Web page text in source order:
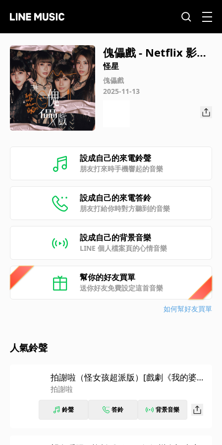
傀儡戲 - Netflix 影集
《黑盒子》主題曲
怪星
傀儡戲
2025-11-13
設成自己的來電鈴聲
朋友打來時手機響起的音樂
設成自己的來電答鈴
朋友打給你時對方聽到的音樂
設成自己的背景音樂
LINE 個人檔案頁的心情音樂
幫你的好友買單
送你好友免費設定這首音樂
如何幫好友買單
人氣鈴聲
拍謝啦（怪女孩超派版）[戲劇《我的婆婆
怎麼那麼可愛2》主題曲]
拍謝啦
鈴聲 答鈴 背景音樂